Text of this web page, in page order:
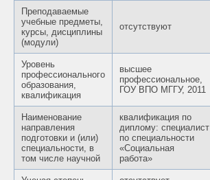
Преподаваемые
учебные предметы,
курсы, дисциплины
(модули)
отсутствуют
Уровень
профессионального
образования,
квалификация
высшее
профессиональное,
ГОУ ВПО МГГУ, 2011
Наименование
направления
подготовки и (или)
специальности, в
том числе научной
квалификация по
диплому: специалист
по специальности
«Социальная
работа»